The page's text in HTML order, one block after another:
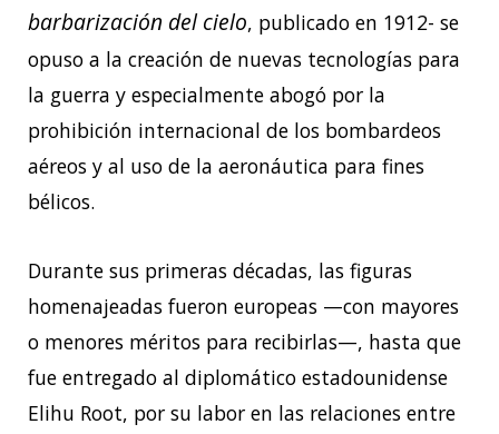
barbarización del cielo, publicado en 1912- se
opuso a la creación de nuevas tecnologías para
la guerra y especialmente abogó por la
prohibición internacional de los bombardeos
aéreos y al uso de la aeronáutica para fines
bélicos.
Durante sus primeras décadas, las figuras
homenajeadas fueron europeas —con mayores
o menores méritos para recibirlas—, hasta que
fue entregado al diplomático estadounidense
Elihu Root, por su labor en las relaciones entre